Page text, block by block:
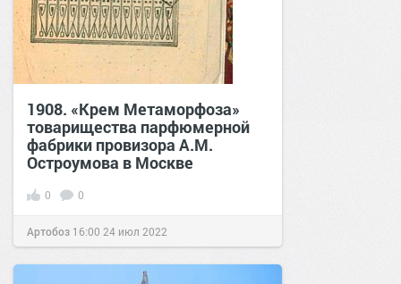
1908. «Крем Метаморфоза»
товарищества парфюмерной
фабрики провизора А.М.
Остроумова в Москве
0 0
Артобоз 16:00 24 июл 2022